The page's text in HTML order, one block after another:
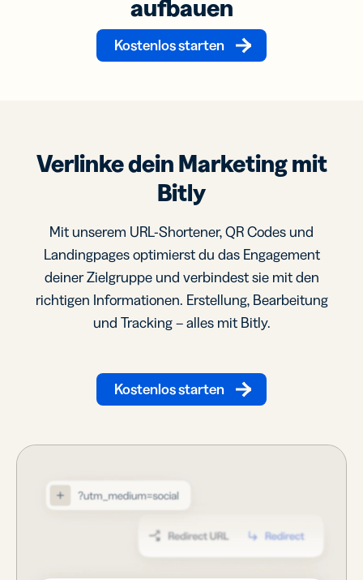
aufbauen
Kostenlos starten
Verlinke dein Marketing mit
Bitly
Mit unserem URL-Shortener, QR Codes und
Landingpages optimierst du das Engagement
deiner Zielgruppe und verbindest sie mit den
richtigen Informationen. Erstellung, Bearbeitung
und Tracking – alles mit Bitly.
Kostenlos starten